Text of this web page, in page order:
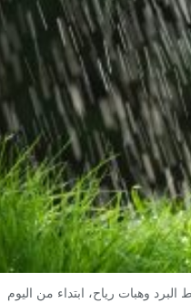
وهبات رياح، ابتداء من اليوم